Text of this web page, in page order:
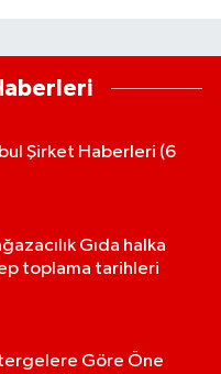
Şirket Haberleri (6
Gıda halka
toplama tarihleri
Göre Öne